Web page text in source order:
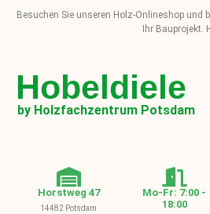
Besuchen Sie unseren Holz-Onlineshop und
Ihr Bauprojekt.
Hobeldiele
by Holzfachzentrum Potsdam
Horstweg 47
14482 Potsdam
Mo-Fr: 7:00 -
18:00